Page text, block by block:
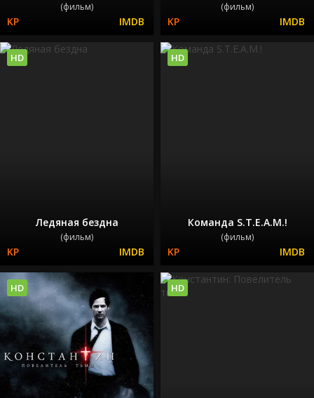
(фильм) (фильм)
Ледяная бездна
(фильм)
HD
Команда S.T.E.A.M.!
(фильм)
HD
HD HD